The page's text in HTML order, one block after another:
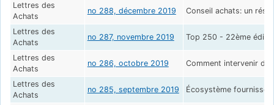
Lettres des
Achats
no 288, décembre 2019 Conseil achats: un
Lettres des
Achats
no 287, novembre 2019 Top 250 - 22ème
Lettres des
Achats
no 286, octobre 2019 Comment intervenir
Lettres des
Achats
no 285, septembre 2019 Écosystème